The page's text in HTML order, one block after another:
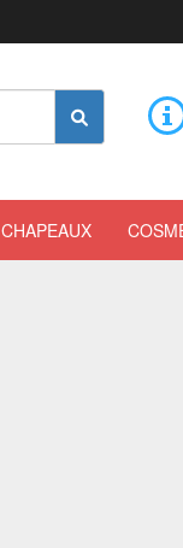
CHAPEAUX